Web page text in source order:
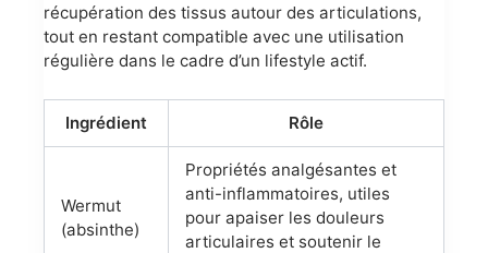
récupération des tissus autour des articulations,
tout en restant compatible avec une utilisation
régulière dans le cadre d’un lifestyle actif.
Ingrédient Rôle
Wermut
(absinthe)
Propriétés analgésantes et
anti-inflammatoires, utiles
pour apaiser les douleurs
articulaires et soutenir le